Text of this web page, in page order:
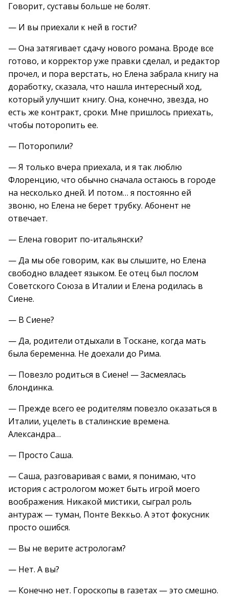
Говорит, суставы больше не болят.
— И вы приехали к ней в гости?
— Она затягивает сдачу нового романа. Вроде все
готово, и корректор уже правки сделал, и редактор
прочел, и пора верстать, но Елена забрала книгу на
доработку, сказала, что нашла интересный ход,
который улучшит книгу. Она, конечно, звезда, но
есть же контракт, сроки. Мне пришлось приехать,
чтобы поторопить ее.
— Поторопили?
— Я только вчера приехала, и я так люблю
Флоренцию, что обычно сначала остаюсь в городе
на несколько дней. И потом… я постоянно ей
звоню, но Елена не берет трубку. Абонент не
отвечает.
— Елена говорит по-итальянски?
— Да мы обе говорим, как вы слышите, но Елена
свободно владеет языком. Ее отец был послом
Советского Союза в Италии и Елена родилась в
Сиене.
— В Сиене?
— Да, родители отдыхали в Тоскане, когда мать
была беременна. Не доехали до Рима.
— Повезло родиться в Сиене! — Засмеялась
блондинка.
— Прежде всего ее родителям повезло оказаться в
Италии, уцелеть в сталинские времена.
Александра…
— Просто Саша.
— Саша, разговаривая с вами, я понимаю, что
история с астрологом может быть игрой моего
воображения. Никакой мистики, сыграл роль
антураж — туман, Понте Веккьо. А этот фокусник
просто ошибся.
— Вы не верите астрологам?
— Нет. А вы?
— Конечно нет. Гороскопы в газетах — это смешно.